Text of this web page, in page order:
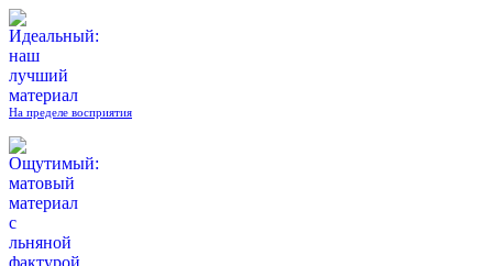
На пределе восприятия